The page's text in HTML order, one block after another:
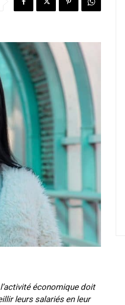
économique doit
leurs salariés en leur